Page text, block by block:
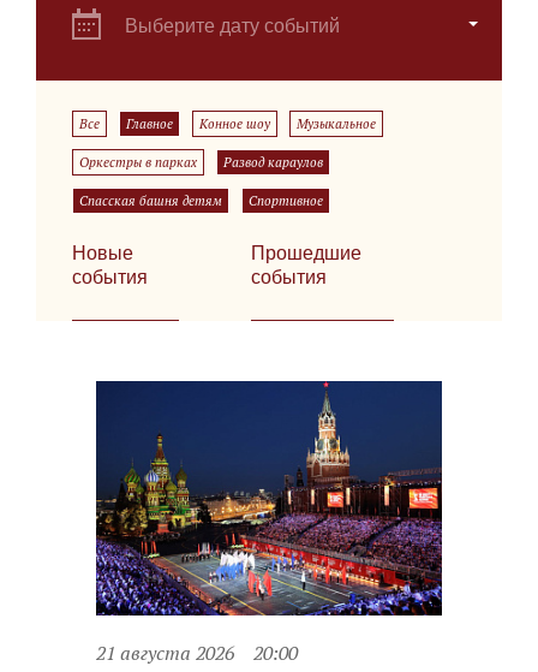
Выберите дату событий
Все Главное Конное шоу Музыкальное
Оркестры в парках Развод караулов
Спасская башня детям Спортивное
Новые
события
Прошедшие
события
21 августа 2026 20:00